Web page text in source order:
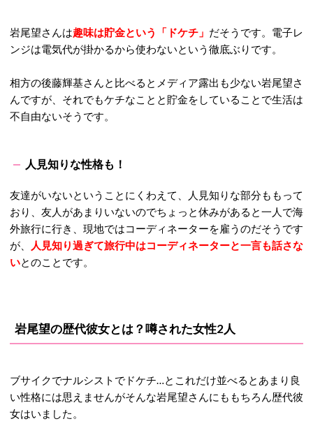
岩尾望さんは趣味は貯金という「ドケチ」 だそうです。電子レ
ンジは電気代が掛かるから使わないという徹底ぶりです。
相方の後藤輝基さんと比べるとメディア露出も少ない岩尾望さ
んですが、それでもケチなことと貯金をしていることで生活は
不自由ないそうです。
人見知りな性格も！
友達がいないということにくわえて、人見知りな部分ももって
おり、友人があまりいないのでちょっと休みがあると一人で海
外旅行に行き、現地ではコーディネーターを雇うのだそうです
が、
人見知り過ぎて旅行中はコーディネーターと一言も話さな
いとのことです。
岩尾望の歴代彼女とは？噂された女性2人
ブサイクでナルシストでドケチ…とこれだけ並べるとあまり良
い性格には思えませんがそんな岩尾望さんにももちろん歴代彼
女はいました。